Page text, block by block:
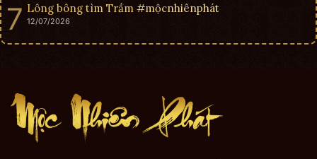
Lông bông tìm Trầm #mộcnhiênphát
12/07/2026